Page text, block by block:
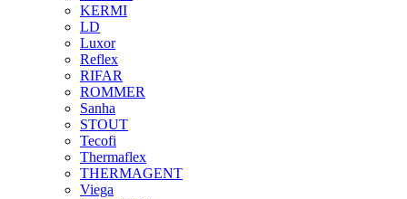
KERMI
LD
Luxor
Reflex
RIFAR
ROMMER
Sanha
STOUT
Tecofi
Thermaflex
THERMAGENT
Viega